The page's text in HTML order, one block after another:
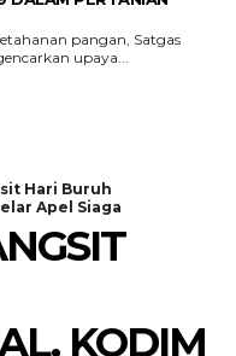
pangan, Satgas
upaya...